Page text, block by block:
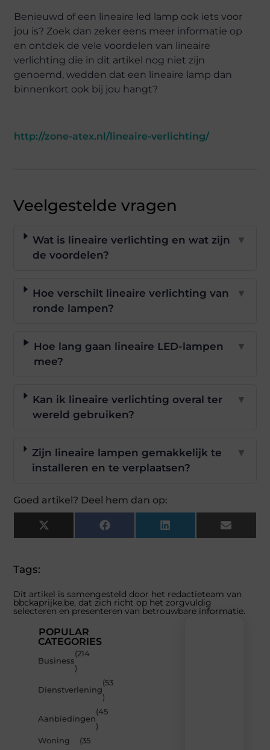
Benieuwd of een lineaire led lamp ook iets voor
jou is? Zoek dan zeker eens meer informatie op
en ontdek de vele voordelen van lineaire
verlichting die in dit artikel nog niet zijn
genoemd, wedden dat een lineaire lamp dan
binnenkort ook bij jou hangt?
http://zone-atex.nl/lineaire-verlichting/
Veelgestelde vragen
Wat is lineaire verlichting en wat zijn
de voordelen?
▼
Hoe verschilt lineaire verlichting van
ronde lampen?
▼
Hoe lang gaan lineaire LED-lampen
mee?
▼
Kan ik lineaire verlichting overal ter
wereld gebruiken?
▼
Zijn lineaire lampen gemakkelijk te
installeren en te verplaatsen?
▼
Goed artikel? Deel hem dan op:
X
(Twitter)
Facebook LinkedIn Email
Tags:
Dit artikel is samengesteld door het redactieteam van
bbckaprijke.be, dat zich richt op het zorgvuldig
selecteren en presenteren van betrouwbare informatie.
POPULAR
CATEGORIES
Business
(214
)
Dienstverlening
(53
)
Aanbiedingen
(45
)
Woning
(35